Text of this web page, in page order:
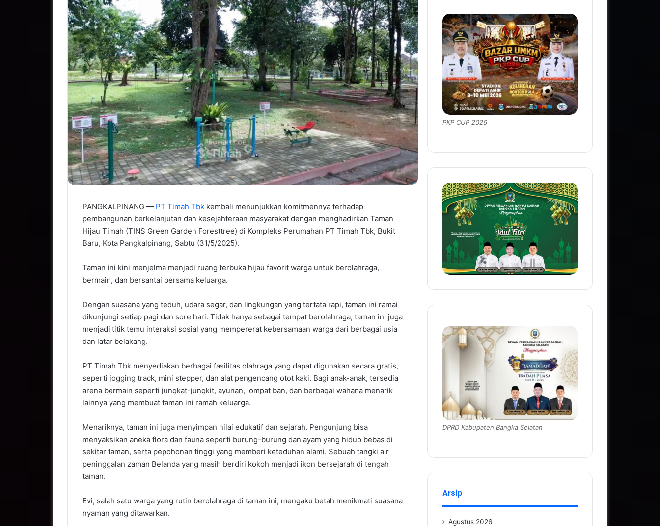
PANGKALPINANG — PT Timah Tbk kembali menunjukkan komitmennya terhadap
pembangunan berkelanjutan dan kesejahteraan masyarakat dengan menghadirkan Taman
Hijau Timah (TINS Green Garden Foresttree) di Kompleks Perumahan PT Timah Tbk, Bukit
Baru, Kota Pangkalpinang, Sabtu (31/5/2025).
Taman ini kini menjelma menjadi ruang terbuka hijau favorit warga untuk berolahraga,
bermain, dan bersantai bersama keluarga.
Dengan suasana yang teduh, udara segar, dan lingkungan yang tertata rapi, taman ini ramai
dikunjungi setiap pagi dan sore hari. Tidak hanya sebagai tempat berolahraga, taman ini juga
menjadi titik temu interaksi sosial yang mempererat kebersamaan warga dari berbagai usia
dan latar belakang.
PT Timah Tbk menyediakan berbagai fasilitas olahraga yang dapat digunakan secara gratis,
seperti jogging track, mini stepper, dan alat pengencang otot kaki. Bagi anak-anak, tersedia
arena bermain seperti jungkat-jungkit, ayunan, lompat ban, dan berbagai wahana menarik
lainnya yang membuat taman ini ramah keluarga.
Menariknya, taman ini juga menyimpan nilai edukatif dan sejarah. Pengunjung bisa
menyaksikan aneka flora dan fauna seperti burung-burung dan ayam yang hidup bebas di
sekitar taman, serta pepohonan tinggi yang memberi keteduhan alami. Sebuah tangki air
peninggalan zaman Belanda yang masih berdiri kokoh menjadi ikon bersejarah di tengah
taman.
Evi, salah satu warga yang rutin berolahraga di taman ini, mengaku betah menikmati suasana
nyaman yang ditawarkan.
PKP CUP 2026
DPRD Kabupaten Bangka Selatan
Arsip
Agustus 2026